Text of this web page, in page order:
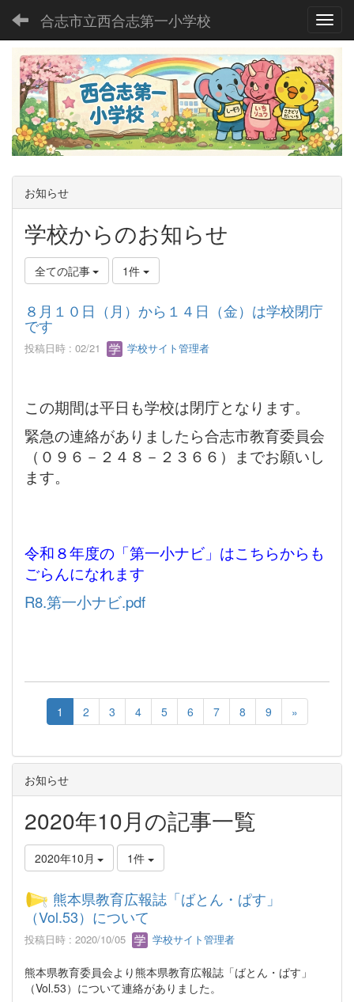
合志市立西合志第一小学校
お知らせ
学校からのお知らせ
全ての記事 1件
８月１０日（月）から１４日（金）は学校閉庁
です
投稿日時 : 02/21 学校サイト管理者
この期間は平日も学校は閉庁となります。
緊急の連絡がありましたら合志市教育委員会
（０９６－２４８－２３６６）までお願いし
ます。
令和８年度の「第一小ナビ」はこちらからも
ごらんになれます
R8.第一小ナビ.pdf
1 2 3 4 5 6 7 8 9 »
お知らせ
2020年10月の記事一覧
2020年10月 1件
熊本県教育広報誌「ばとん・ぱす」
（Vol.53）について
投稿日時 : 2020/10/05 学校サイト管理者
熊本県教育委員会より熊本県教育広報誌「ばとん・ぱす」
（Vol.53）について連絡がありました。